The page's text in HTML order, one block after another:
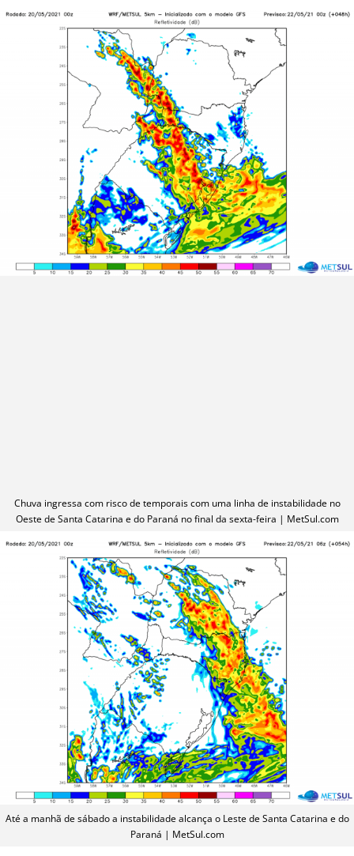
Chuva ingressa com risco de temporais com uma linha de instabilidade no
Oeste de Santa Catarina e do Paraná no final da sexta-feira | MetSul.com
Até a manhã de sábado a instabilidade alcança o Leste de Santa Catarina e do
Paraná | MetSul.com